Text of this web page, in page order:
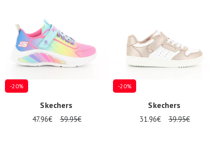
-20%
Skechers
47.96€ 59.95€
-20%
Skechers
31.96€ 39.95€